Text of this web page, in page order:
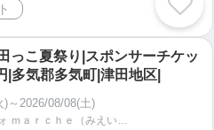
っこ夏祭り|スポンサーチケッ
|多気郡多気町|津田地区|
)～2026/08/08(土)
三重インフォ ｍａｒｃｈｅ（みえいんふぉまるしぇ）【三重県多気郡】